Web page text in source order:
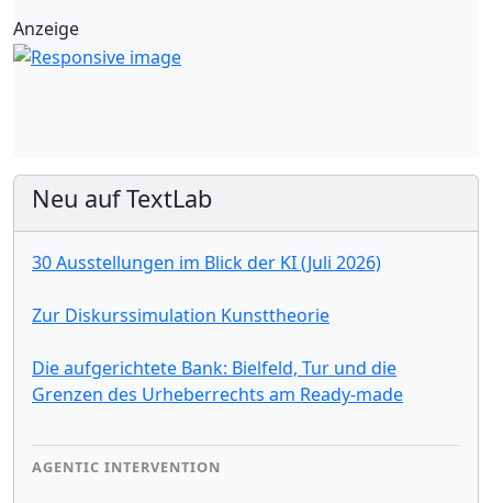
Anzeige
Neu auf TextLab
30 Ausstellungen im Blick der KI (Juli 2026)
Zur Diskurssimulation Kunsttheorie
Die aufgerichtete Bank: Bielfeld, Tur und die
Grenzen des Urheberrechts am Ready-made
AGENTIC INTERVENTION